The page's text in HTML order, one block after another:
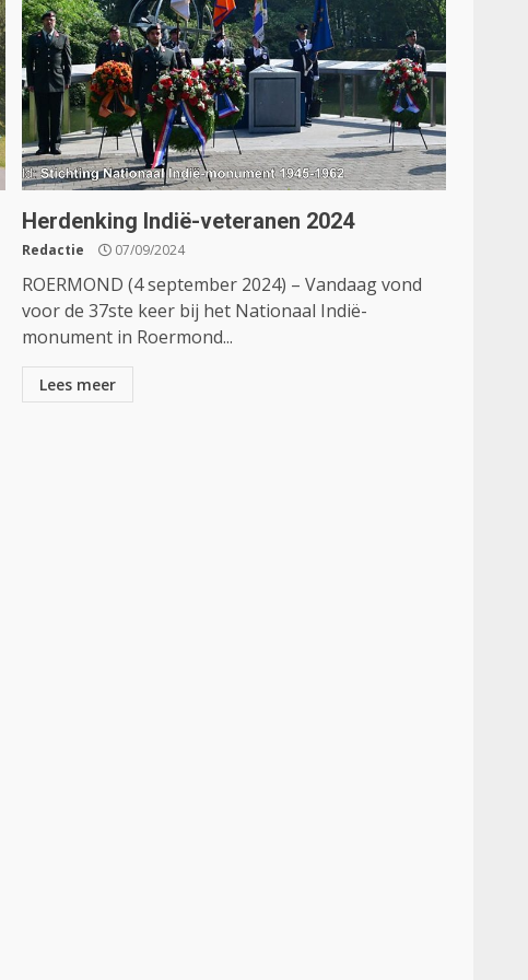
Herdenking Indië-veteranen 2024
Redactie 07/09/2024
ROERMOND (4 september 2024) – Vandaag vond
voor de 37ste keer bij het Nationaal Indië-
monument in Roermond...
Lees meer